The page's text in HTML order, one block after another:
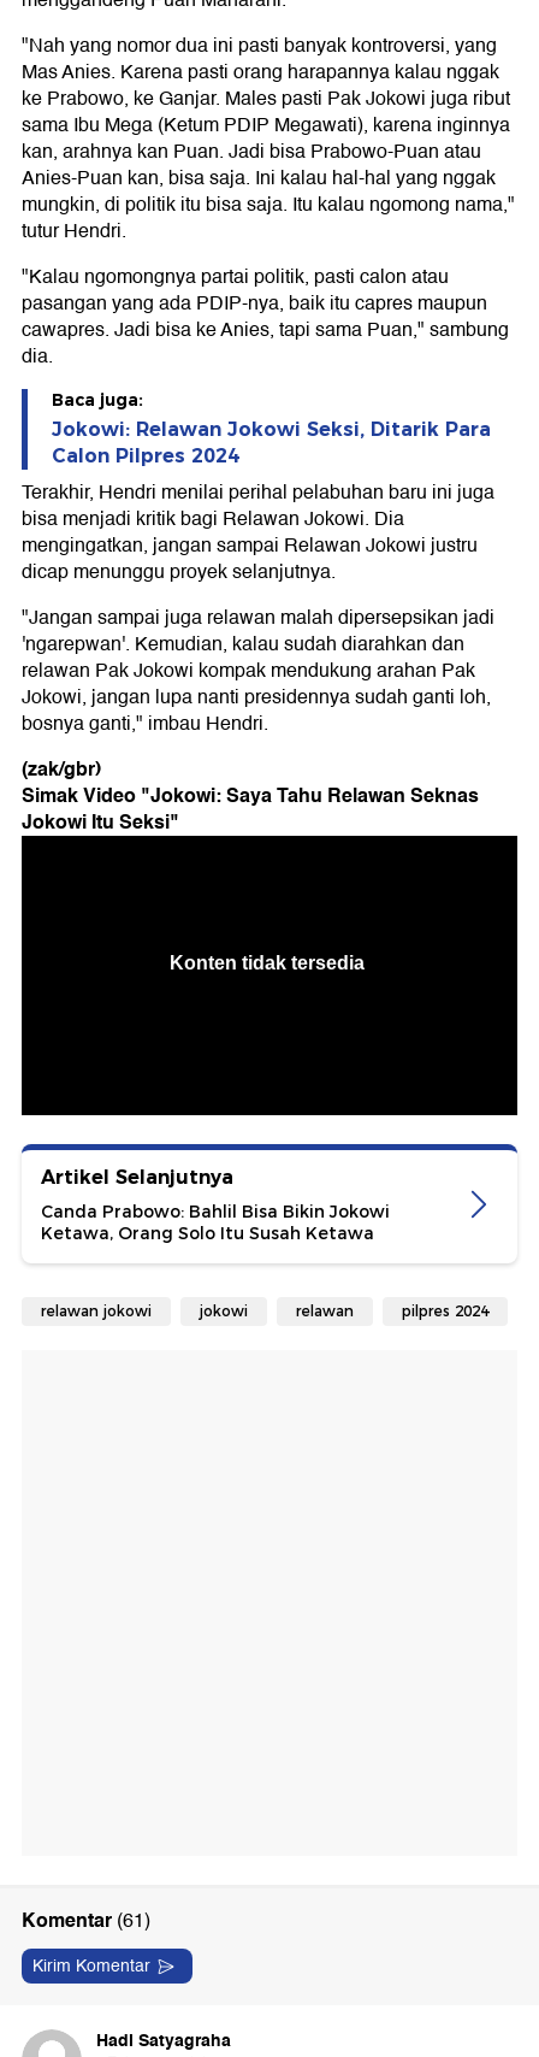
"Nah yang nomor dua ini pasti banyak kontroversi, yang
Mas Anies. Karena pasti orang harapannya kalau nggak
ke Prabowo, ke Ganjar. Males pasti Pak Jokowi juga ribut
sama Ibu Mega (Ketum PDIP Megawati), karena inginnya
kan, arahnya kan Puan. Jadi bisa Prabowo-Puan atau
Anies-Puan kan, bisa saja. Ini kalau hal-hal yang nggak
mungkin, di politik itu bisa saja. Itu kalau ngomong nama,"
tutur Hendri.
"Kalau ngomongnya partai politik, pasti calon atau
pasangan yang ada PDIP-nya, baik itu capres maupun
cawapres. Jadi bisa ke Anies, tapi sama Puan," sambung
dia.
Baca juga:
Jokowi: Relawan Jokowi Seksi, Ditarik Para
Calon Pilpres 2024
Terakhir, Hendri menilai perihal pelabuhan baru ini juga
bisa menjadi kritik bagi Relawan Jokowi. Dia
mengingatkan, jangan sampai Relawan Jokowi justru
dicap menunggu proyek selanjutnya.
"Jangan sampai juga relawan malah dipersepsikan jadi
'ngarepwan'. Kemudian, kalau sudah diarahkan dan
relawan Pak Jokowi kompak mendukung arahan Pak
Jokowi, jangan lupa nanti presidennya sudah ganti loh,
bosnya ganti," imbau Hendri.
(zak/gbr)
Simak Video "Jokowi: Saya Tahu Relawan Seknas
Jokowi Itu Seksi"
Artikel Selanjutnya
Canda Prabowo: Bahlil Bisa Bikin Jokowi
Ketawa, Orang Solo Itu Susah Ketawa
relawan jokowi jokowi relawan pilpres 2024